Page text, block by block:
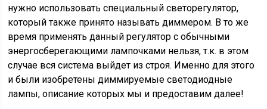
нужно использовать специальный светорегулятор,
который также принято называть диммером. В то же
время применять данный регулятор с обычными
энергосберегающими лампочками нельзя, т.к. в этом
случае вся система выйдет из строя. Именно для этого
и были изобретены диммируемые светодиодные
лампы, описание которых мы и предоставим далее!